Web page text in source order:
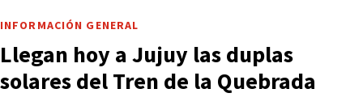
INFORMACIÓN GENERAL
Llegan hoy a Jujuy las duplas
solares del Tren de la Quebrada